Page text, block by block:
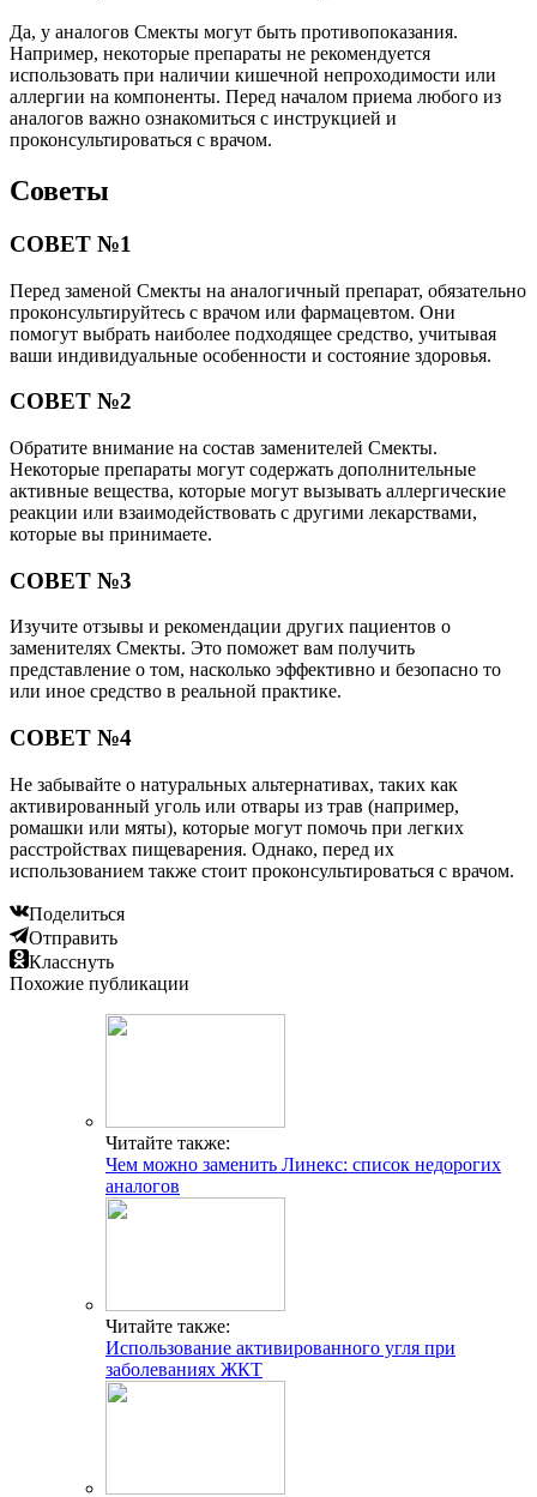
Да, у аналогов Смекты могут быть противопоказания.
Например, некоторые препараты не рекомендуется
использовать при наличии кишечной непроходимости или
аллергии на компоненты. Перед началом приема любого из
аналогов важно ознакомиться с инструкцией и
проконсультироваться с врачом.
Советы
СОВЕТ №1
Перед заменой Смекты на аналогичный препарат, обязательно
проконсультируйтесь с врачом или фармацевтом. Они
помогут выбрать наиболее подходящее средство, учитывая
ваши индивидуальные особенности и состояние здоровья.
СОВЕТ №2
Обратите внимание на состав заменителей Смекты.
Некоторые препараты могут содержать дополнительные
активные вещества, которые могут вызывать аллергические
реакции или взаимодействовать с другими лекарствами,
которые вы принимаете.
СОВЕТ №3
Изучите отзывы и рекомендации других пациентов о
заменителях Смекты. Это поможет вам получить
представление о том, насколько эффективно и безопасно то
или иное средство в реальной практике.
СОВЕТ №4
Не забывайте о натуральных альтернативах, таких как
активированный уголь или отвары из трав (например,
ромашки или мяты), которые могут помочь при легких
расстройствах пищеварения. Однако, перед их
использованием также стоит проконсультироваться с врачом.
Поделиться
Отправить
Класснуть
Похожие публикации
Читайте также:
Чем можно заменить Линекс: список недорогих
аналогов
Читайте также:
Использование активированного угля при
заболеваниях ЖКТ